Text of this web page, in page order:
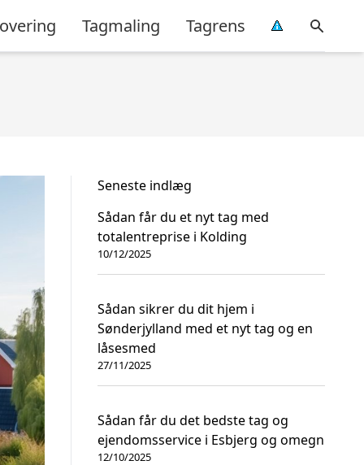
Tagmaling Tagrens
Seneste indlæg
Sådan får du et nyt tag med
totalentreprise i Kolding
10/12/2025
Sådan sikrer du dit hjem i
Sønderjylland med et nyt tag og en
låsesmed
27/11/2025
Sådan får du det bedste tag og
ejendomsservice i Esbjerg og omegn
12/10/2025